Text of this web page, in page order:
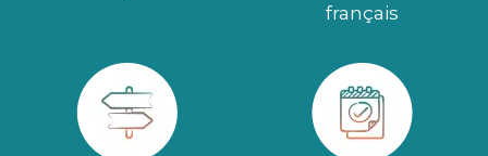
français